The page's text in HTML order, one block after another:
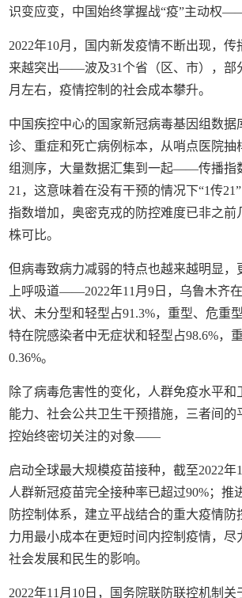
识变应变，中国始终掌握战“疫”主动权
2022年10月，国内新发疫情不断出现，
来越突出——波及31个省（区、市），部
月左右，疫情控制的社会成本攀升。
中国疾控中心的国家新冠病毒基因组数据
诊、重症和死亡病例标本，从哨点医院抽
组测序，大量数据汇集到一起——传播指
21，这意味着在没有干预的情况下“1传
指数增加，奥密克戎的防控难度已非之前
株可比。
但病毒致病力减弱的特点也越来越明显，
上呼吸道——2022年11月9日，乌鲁木齐
状、未分型和轻型占91.3%，重型、危重
特在院感染者中无症状和轻型占98.6%，
0.36%。
除了病毒危害性的变化，人群免疫水平和
能力、社会公共卫生干预措施，三者间的
控始终密切关注的对象——
启动全球最大规模疫苗接种，截至2022年
人群新冠疫苗完全接种率已超过90%；推
防控制体系，建立平战结合的重大疫情
力用最小成本在更短时间内控制疫情，尽
社会发展和民生的影响。
2022年11月10日，国务院联防联控机制